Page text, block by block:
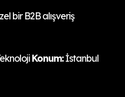
bir B2B alışveriş
Konum:İstanbul